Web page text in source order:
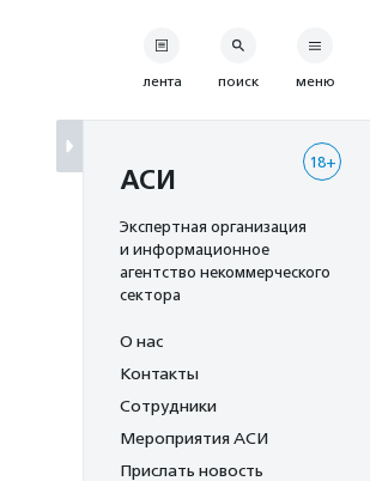
лента поиск меню
18+
АСИ
Экспертная организация
и информационное
агентство некоммерческого
сектора
О нас
Контакты
Сотрудники
Мероприятия АСИ
Прислать новость